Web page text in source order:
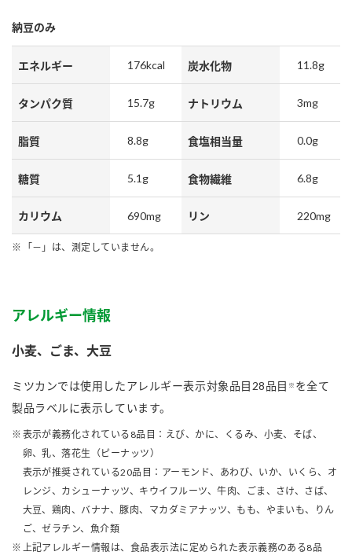
納豆のみ
エネルギー 176kcal 炭水化物 11.8g
タンパク質 15.7g ナトリウム 3mg
脂質 8.8g 食塩相当量 0.0g
糖質 5.1g 食物繊維 6.8g
カリウム 690mg リン 220mg
「－」は、測定していません。
アレルギー情報
小麦、ごま、大豆
ミツカンでは使用したアレルギー表示対象品目28品目 ※ を全て
製品ラベルに表示しています。
表示が義務化されている8品目：えび、かに、くるみ、小麦、そば、
卵、乳、落花生（ピーナッツ）
表示が推奨されている20品目：アーモンド、あわび、いか、いくら、オ
レンジ、カシューナッツ、キウイフルーツ、牛肉、ごま、さけ、さば、
大豆、鶏肉、バナナ、豚肉、マカダミアナッツ、もも、やまいも、りん
ご、ゼラチン、魚介類
上記アレルギー情報は、食品表示法に定められた表示義務のある8品